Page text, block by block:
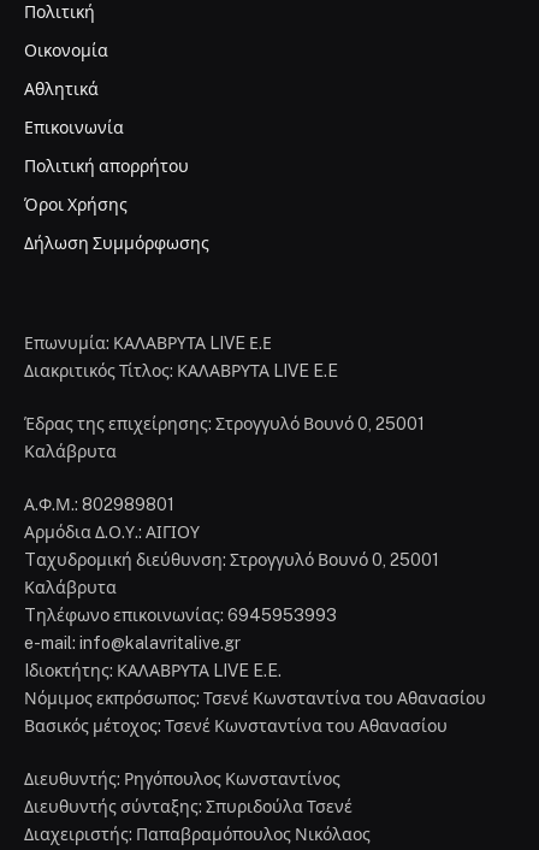
Πολιτική
Οικονομία
Αθλητικά
Επικοινωνία
Πολιτική απορρήτου
Όροι Χρήσης
Δήλωση Συμμόρφωσης
Επωνυμία: ΚΑΛΑΒΡΥΤΑ LIVE Ε.Ε
Διακριτικός Τίτλος: ΚΑΛΑΒΡΥΤΑ LIVE E.E
Έδρας της επιχείρησης: Στρογγυλό Βουνό 0, 25001
Καλάβρυτα
Α.Φ.Μ.: 802989801
Αρμόδια Δ.Ο.Υ.: ΑΙΓΙΟΥ
Tαχυδρομική διεύθυνση: Στρογγυλό Βουνό 0, 25001
Καλάβρυτα
Tηλέφωνο επικοινωνίας: 6945953993
e-mail: info@kalavritalive.gr
Iδιοκτήτης: ΚΑΛΑΒΡΥΤΑ LIVE E.E.
Νόμιμος εκπρόσωπος: Τσενέ Κωνσταντίνα του Αθανασίου
Βασικός μέτοχος: Τσενέ Κωνσταντίνα του Αθανασίου
Διευθυντής: Ρηγόπουλος Κωνσταντίνος
Διευθυντής σύνταξης: Σπυριδούλα Τσενέ
Διαχειριστής: Παπαβραμόπουλος Νικόλαος